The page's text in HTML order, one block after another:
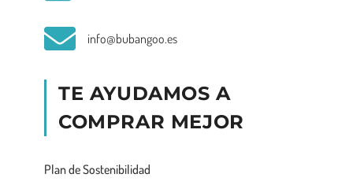
TE AYUDAMOS A
COMPRAR MEJOR
Plan de Sostenibilidad
info@bubangoo.es